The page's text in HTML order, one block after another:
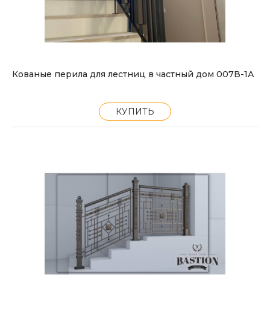
Кованые перила для лестниц в частный дом 007В-1А
КУПИТЬ